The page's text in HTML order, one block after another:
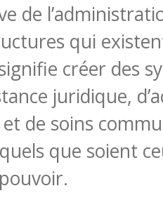
de
qui
créer des
juridique,
et de soins
que soient